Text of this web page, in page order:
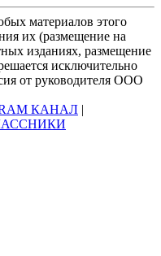
материалов этого
их (размещение на
изданиях, размещение
исключительно
от руководителя ООО
КАНАЛ |